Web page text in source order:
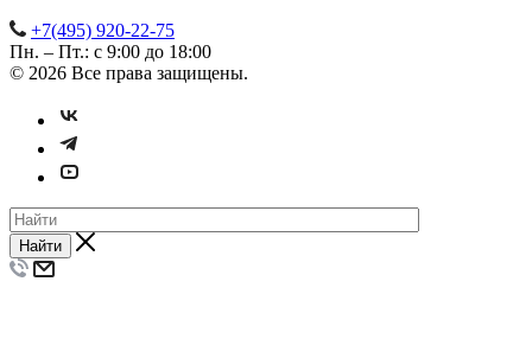
+7(495) 920-22-75
Пн. – Пт.: с 9:00 до 18:00
© 2026 Все права защищены.
Найти